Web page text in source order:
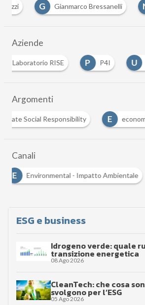
G Gianmarco Bressanelli
Aziende
RISE P P4I U Università
Argomenti
E
economia circolare E
Canali
Environmental - Impatto Ambientale
ESG e business
Idrogeno verde: quale
transizione energetica
08 Ago 2026
CleanTech: che cosa
svolgono per l’ESG
05 Ago 2026